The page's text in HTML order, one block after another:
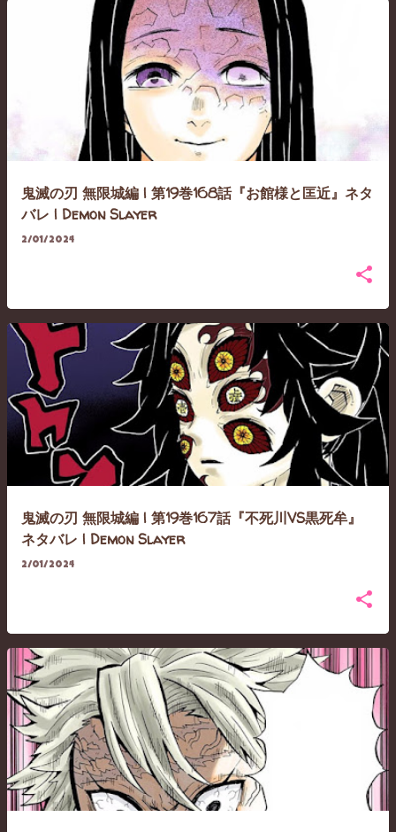
鬼滅の刃 無限城編 | 第19巻168話『お館様と匡近』ネタ
バレ | Demon Slayer
2/01/2024
鬼滅の刃 無限城編 | 第19巻167話『不死川VS黒死牟』
ネタバレ | Demon Slayer
2/01/2024